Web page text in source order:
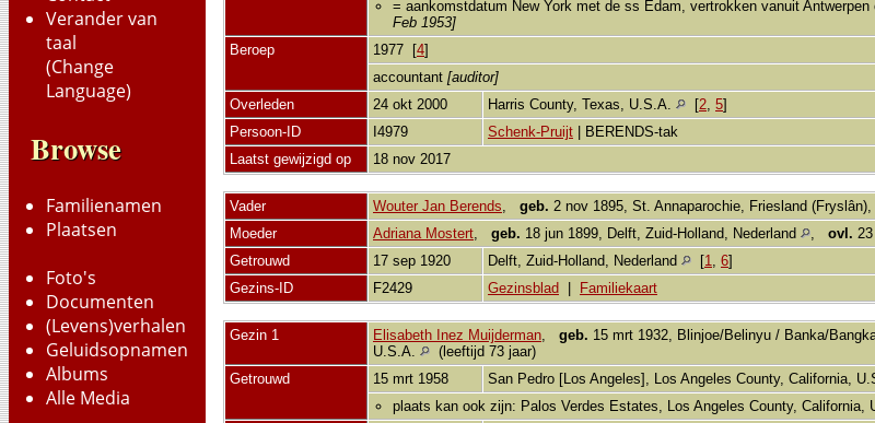
Verander van
taal
(Change
Language)
Browse
Familienamen
Plaatsen
Foto's
Documenten
(Levens)verhalen
Geluidsopnamen
Albums
Alle Media
= aankomstdatum New York met de ss Edam, vertrokken vanuit
Feb 1953]
Beroep
1977 [4]
accountant [auditor]
Overleden
24 okt 2000 Harris County, Texas, U.S.A. [2 5]
Persoon-ID
I4979 Schenk-Pruijt | BERENDS-tak
Laatst gewijzigd op
18 nov 2017
Vader Wouter Jan Berends geb. 2 nov 1895, St. Annaparochie, Friesland (Fryslân),
Moeder
Adriana Mostert geb. 18 jun 1899, Delft, Zuid-Holland, Nederland ovl.
Getrouwd
17 sep 1920 Delft, Zuid-Holland, Nederland [1 6]
Gezins-ID
F2429 Gezinsblad | Familiekaart
Gezin 1 Elisabeth Inez Muijderman geb. 15 mrt 1932, Blinjoe/Belinyu / Banka/
U.S.A.
(leeftijd 73 jaar)
Getrouwd
15 mrt 1958 San Pedro [Los Angeles], Los Angeles County, California,
plaats kan ook zijn: Palos Verdes Estates, Los Angeles County, California,